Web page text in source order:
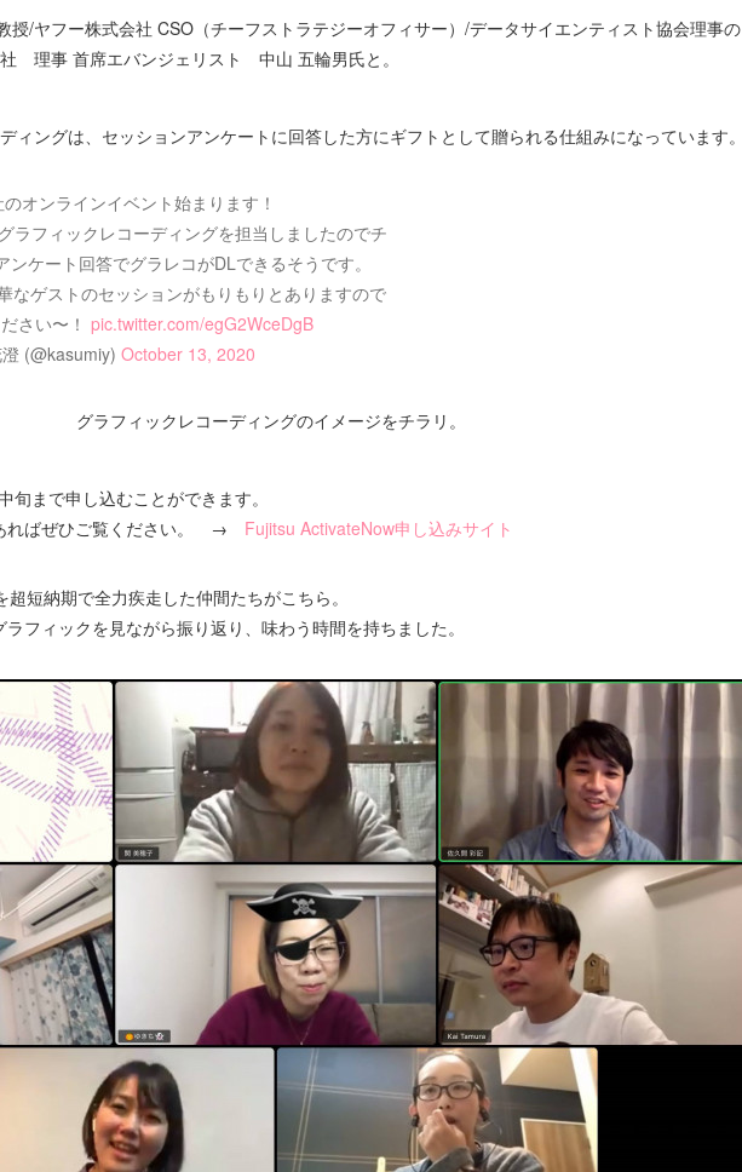
授/ヤフー株式会社 CSO（チーフストラテジーオフィサー）/データサイエンティスト協会理事の
理事 首席エバンジェリスト 中山 五輪男氏と。
ィングは、セッションアンケートに回答した方にギフトとして贈られる仕組みになっています。
オンラインイベント始まります！
ラフィックレコーディングを担当しましたのでチ
ケート回答でグラレコがDLできるそうです。
なゲストのセッションがもりもりとありますので
さい〜！ pic.twitter.com/egG2WceDgB
(@kasumiy) October 13, 2020
グラフィックレコーディングのイメージをチラリ。
まで申し込むことができます。
ればぜひご覧ください。 → Fujitsu ActivateNow申し込みサイト
短納期で全力疾走した仲間たちがこちら。
フィックを見ながら振り返り、味わう時間を持ちました。